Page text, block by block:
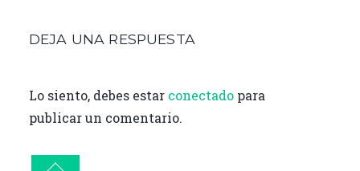
DEJA UNA RESPUESTA
Lo siento, debes estar conectadopara
publicar un comentario.